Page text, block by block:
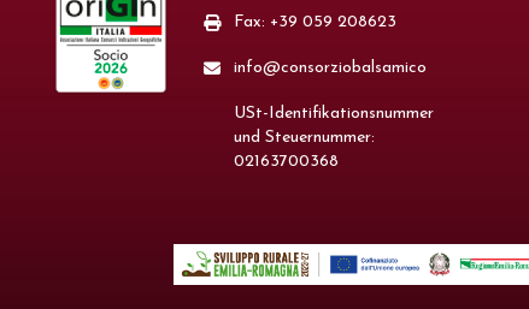
Fax: +39 059 208623
info@consorziobalsamico
USt-Identifikationsnummer
und Steuernummer:
02163700368